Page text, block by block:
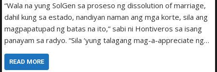
“Wala na yung SolGen sa proseso ng dissolution of marriage,
dahil kung sa estado, nandiyan naman ang mga korte, sila ang
magpapatupad ng batas na ito,” sabi ni Hontiveros sa isang
panayam sa radyo. “Sila ‘yung talagang mag-a-appreciate ng…
READ MORE